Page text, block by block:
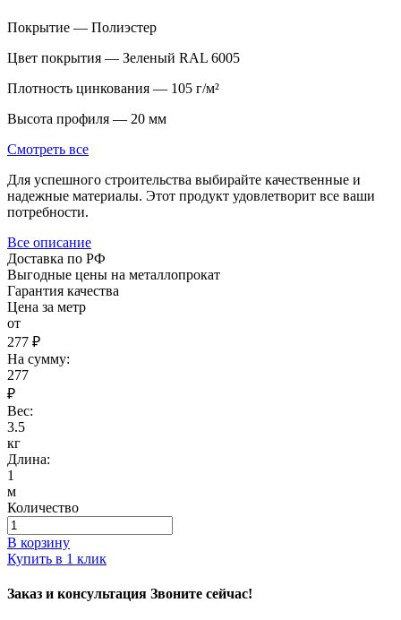
Покрытие — Полиэстер
Цвет покрытия — Зеленый RAL 6005
Плотность цинкования — 105 г/м²
Высота профиля — 20 мм
Смотреть все
Для успешного строительства выбирайте качественные и
надежные материалы. Этот продукт удовлетворит все ваши
потребности.
Все описание
Доставка по РФ
Выгодные цены на металлопрокат
Гарантия качества
Цена за метр
от
277 ₽
На сумму:
277
₽
Вес:
3.5
кг
Длина:
1
м
Количество
В корзину
Купить в 1 клик
Заказ и консультация Звоните сейчас!